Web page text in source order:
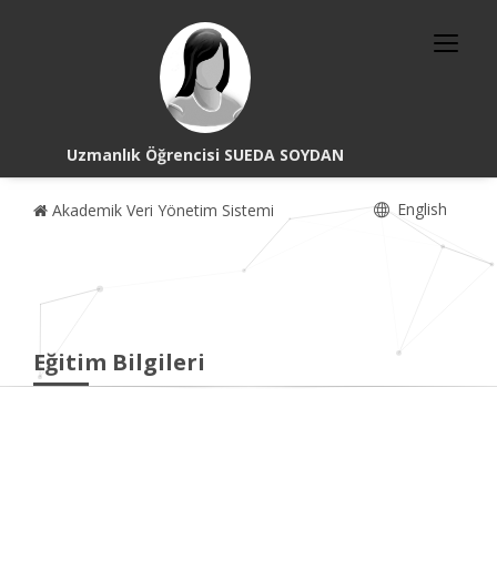
Uzmanlık Öğrencisi SUEDA SOYDAN
Akademik Veri Yönetim Sistemi English
Eğitim Bilgileri